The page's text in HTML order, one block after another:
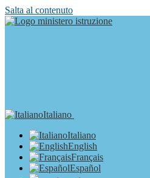
Salta al contenuto
Italiano
Italiano
English
Français
Español